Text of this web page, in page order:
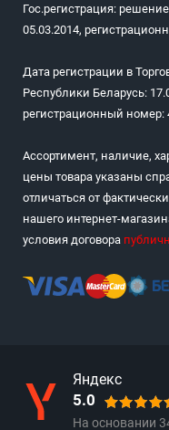
Гос.регистрация:
05.03.2014,
Дата регистрации в
Республики Беларусь:
регистрационный номер:
Ассортимент, наличие,
цены товара указаны
отличаться от
нашего интернет-
условия договора
Яндекс
5.0
На основании